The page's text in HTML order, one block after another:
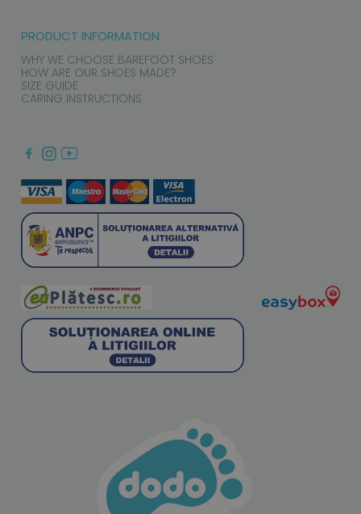
PRODUCT INFORMATION
WHY WE CHOOSE BAREFOOT SHOES
HOW ARE OUR SHOES MADE?
SIZE GUIDE
CARING INSTRUCTIONS